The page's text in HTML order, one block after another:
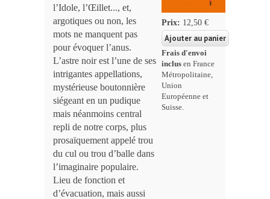
l’Idole, l’Œillet..., et,
argotiques ou non, les
mots ne manquent pas
pour évoquer l’anus.
L’astre noir est l’une de ses
intrigantes appellations,
mystérieuse boutonnière
siégeant en un pudique
mais néanmoins central
repli de notre corps, plus
prosaïquement appelé trou
du cul ou trou d’balle dans
l’imaginaire populaire.
Lieu de fonction et
d’évacuation, mais aussi
Prix: 12,50 €
Frais d'envoi
inclus en France
Métropolitaine,
Union
Européenne et
Suisse.